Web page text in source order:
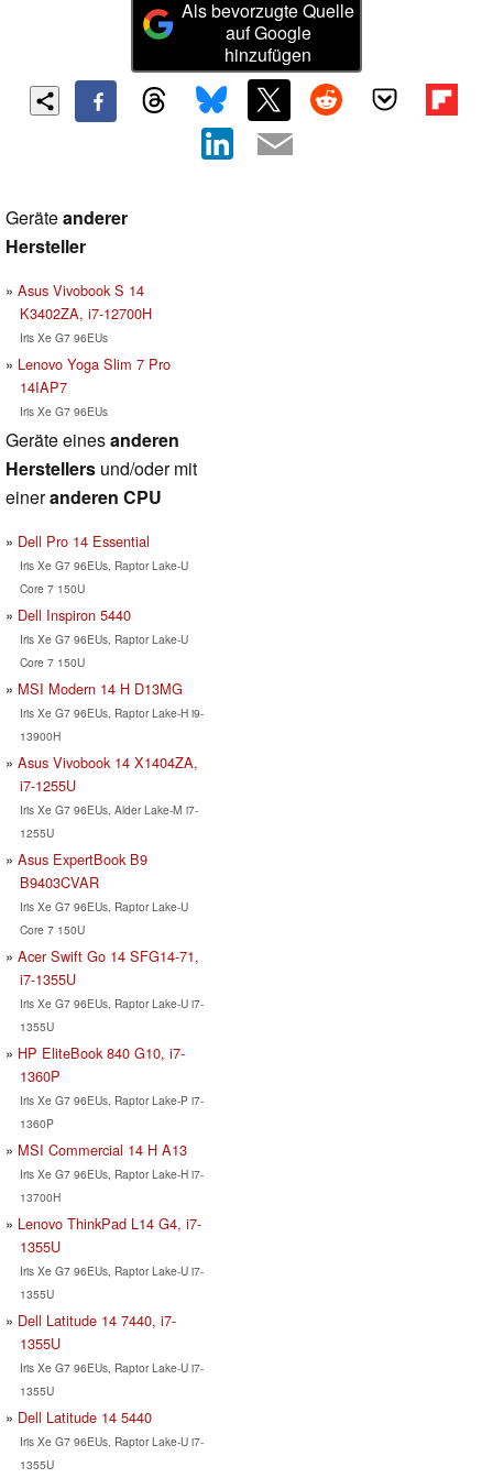
Als bevorzugte Quelle
auf Google
hinzufügen
Geräteanderer
Hersteller
Asus Vivobook S 14
K3402ZA, i7-12700H
Iris Xe G7 96EUs
Lenovo Yoga Slim 7 Pro
14IAP7
Iris Xe G7 96EUs
Geräte einesanderen
Herstellers und/oder mit
eineranderen CPU
Dell Pro 14 Essential
Iris Xe G7 96EUs, Raptor Lake-U
Core 7 150U
Dell Inspiron 5440
Iris Xe G7 96EUs, Raptor Lake-U
Core 7 150U
MSI Modern 14 H D13MG
Iris Xe G7 96EUs, Raptor Lake-H i9-
13900H
Asus Vivobook 14 X1404ZA,
i7-1255U
Iris Xe G7 96EUs, Alder Lake-M i7-
1255U
Asus ExpertBook B9
B9403CVAR
Iris Xe G7 96EUs, Raptor Lake-U
Core 7 150U
Acer Swift Go 14 SFG14-71,
i7-1355U
Iris Xe G7 96EUs, Raptor Lake-U i7-
1355U
HP EliteBook 840 G10, i7-
1360P
Iris Xe G7 96EUs, Raptor Lake-P i7-
1360P
MSI Commercial 14 H A13
Iris Xe G7 96EUs, Raptor Lake-H i7-
13700H
Lenovo ThinkPad L14 G4, i7-
1355U
Iris Xe G7 96EUs, Raptor Lake-U i7-
1355U
Dell Latitude 14 7440, i7-
1355U
Iris Xe G7 96EUs, Raptor Lake-U i7-
1355U
Dell Latitude 14 5440
Iris Xe G7 96EUs, Raptor Lake-U i7-
1355U